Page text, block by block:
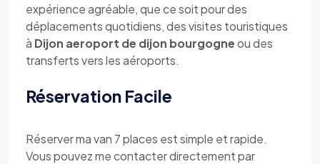
expérience agréable, que ce soit pour des
déplacements quotidiens, des visites touristiques
à Dijon aeroport de dijon bourgogneou des
transferts vers les aéroports.
Réservation Facile
Réserver ma van 7 places est simple et rapide.
Vous pouvez me contacter directement par